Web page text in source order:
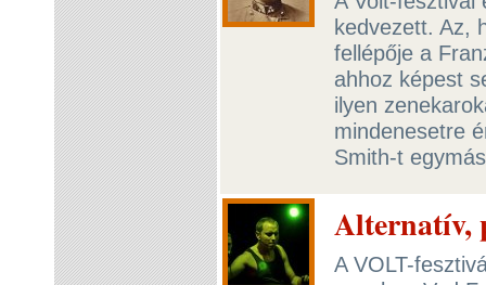
kedvezett. Az,
fellépője a
ahhoz képest
ilyen
mindenesetre
Smith-t
Alternatív,
A VOLT-